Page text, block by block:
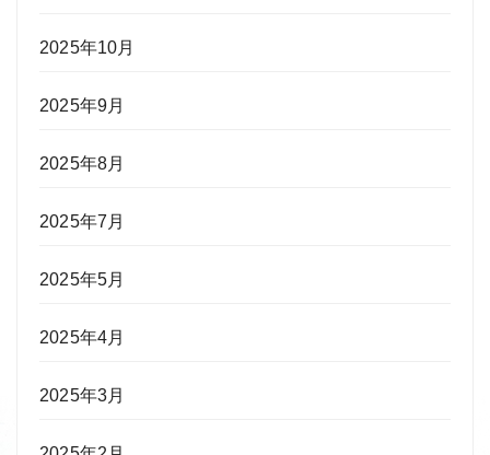
2025年10月
2025年9月
2025年8月
2025年7月
2025年5月
2025年4月
2025年3月